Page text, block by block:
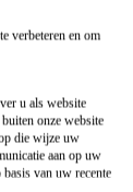
verbeteren en om
u als website
onze website
die wijze uw
aan op uw
van uw recente